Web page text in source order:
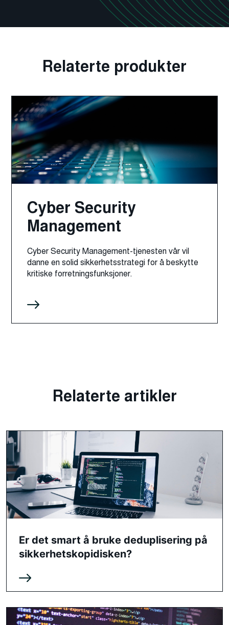
Relaterte produkter
Cyber Security
Management
Cyber Security Management-tjenesten vår vil
danne en solid sikkerhetsstrategi for å beskytte
kritiske forretningsfunksjoner.
Relaterte artikler
Er det smart å bruke deduplisering på
sikkerhetskopidisken?